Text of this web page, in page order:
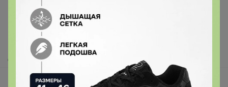
Как здесь все устроено?
Как сделать заказ?
Как получить?
Доставка
Шоурумы